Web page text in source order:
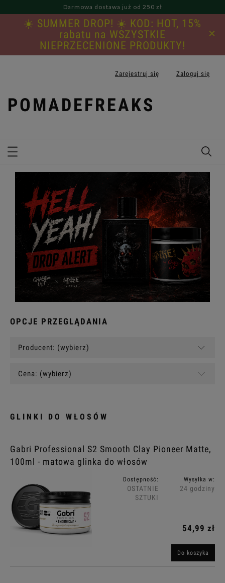
Darmowa dostawa już od 250 zł
☀️ SUMMER DROP! ☀️ KOD: HOT, 15%
rabatu na WSZYSTKIE
NIEPRZECENIONE PRODUKTY!
×
Zarejestruj się Zaloguj się
POMADEFREAKS
OPCJE PRZEGLĄDANIA
Producent: (wybierz)
Cena: (wybierz)
GLINKI DO WŁOSÓW
Gabri Professional S2 Smooth Clay Pioneer Matte,
100ml - matowa glinka do włosów
Dostępność:
OSTATNIE
SZTUKI
Wysyłka w:
24 godziny
54,99 zł
Do koszyka